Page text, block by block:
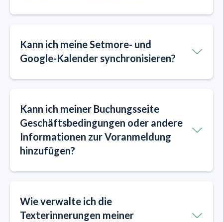
Kann ich meine Setmore- und
Google-Kalender synchronisieren?
Kann ich meiner Buchungsseite
Geschäftsbedingungen oder andere
Informationen zur Voranmeldung
hinzufügen?
Wie verwalte ich die
Texterinnerungen meiner